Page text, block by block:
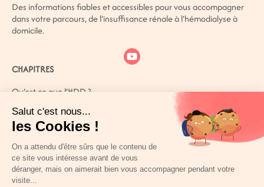
Des informations fiables et accessibles pour vous accompagner
dans votre parcours, de l’insuffisance rénale à l’hémodialyse à
domicile.
CHAPITRES
Qu’est ce que l’HDD ?
Comment mieux vivre avec son IRC ?
Patient(e) ? Aidant(e)? Vous n’êtes pas seul(e)
ESPACE PERSONNEL
LIENS UTILES